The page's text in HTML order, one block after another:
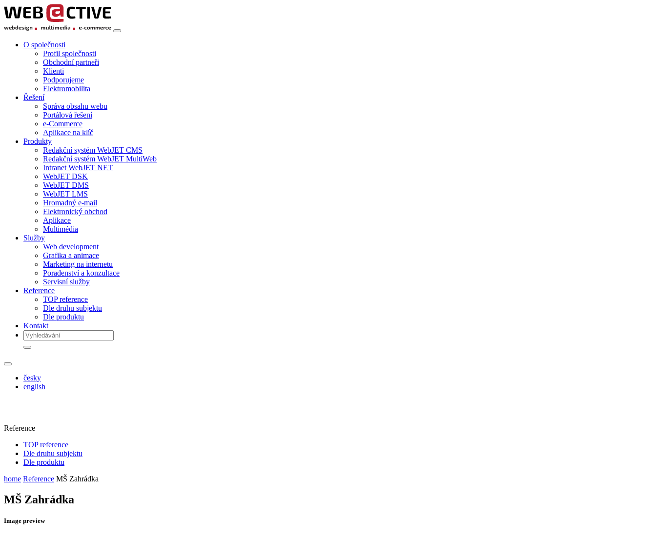
O společnosti
Profil společnosti
Obchodní partneři
Klienti
Podporujeme
Elektromobilita
Řešení
Správa obsahu webu
Portálová řešení
e-Commerce
Aplikace na klíč
Produkty
Redakční systém WebJET CMS
Redakční systém WebJET MultiWeb
Intranet WebJET NET
WebJET DSK
WebJET DMS
WebJET LMS
Hromadný e-mail
Elektronický obchod
Aplikace
Multimédia
Služby
Web development
Grafika a animace
Marketing na internetu
Poradenství a konzultace
Servisní služby
Reference
TOP reference
Dle druhu subjektu
Dle produktu
Kontakt
česky
english
Reference
TOP reference
Dle druhu subjektu
Dle produktu
home Reference MŠ Zahrádka
MŠ Zahrádka
Image preview